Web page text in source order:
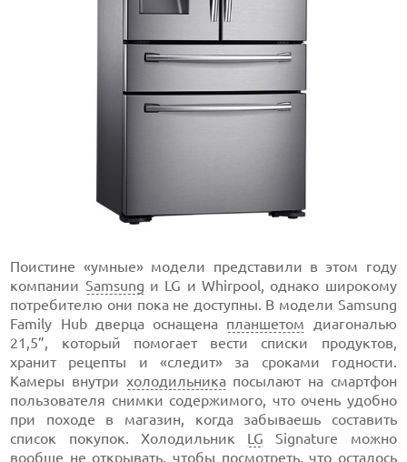
Поистине «умные» модели представили в этом году
компании Samsung и LG и Whirpool, однако широкому
потребителю они пока не доступны. В модели Samsung
Family Hub дверца оснащена планшетом диагональю
21,5”, который помогает вести списки продуктов,
хранит рецепты и «следит» за сроками годности.
Камеры внутри холодильникапосылают на смартфон
пользователя снимки содержимого, что очень удобно
при походе в магазин, когда забываешь составить
список покупок. Холодильник LG Signature можно
вообще не открывать, чтобы посмотреть, что осталось